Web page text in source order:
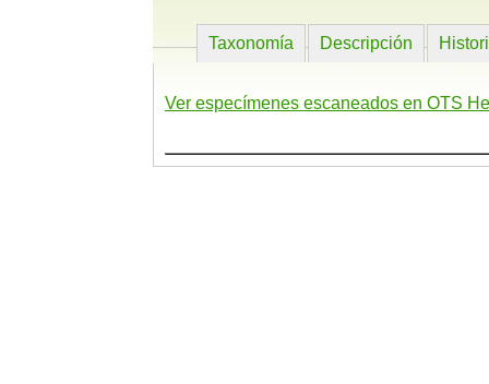
Taxonomía Descripción
Ver especímenes escaneados en OTS